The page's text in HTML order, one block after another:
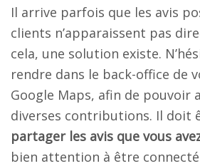
Il arrive parfois que les avis
clients n’apparaissent pas
cela, une solution existe.
rendre dans le back-office de
Google Maps, afin de pouvoir
diverses contributions. Il doit
partager les avis que vous
bien attention à être